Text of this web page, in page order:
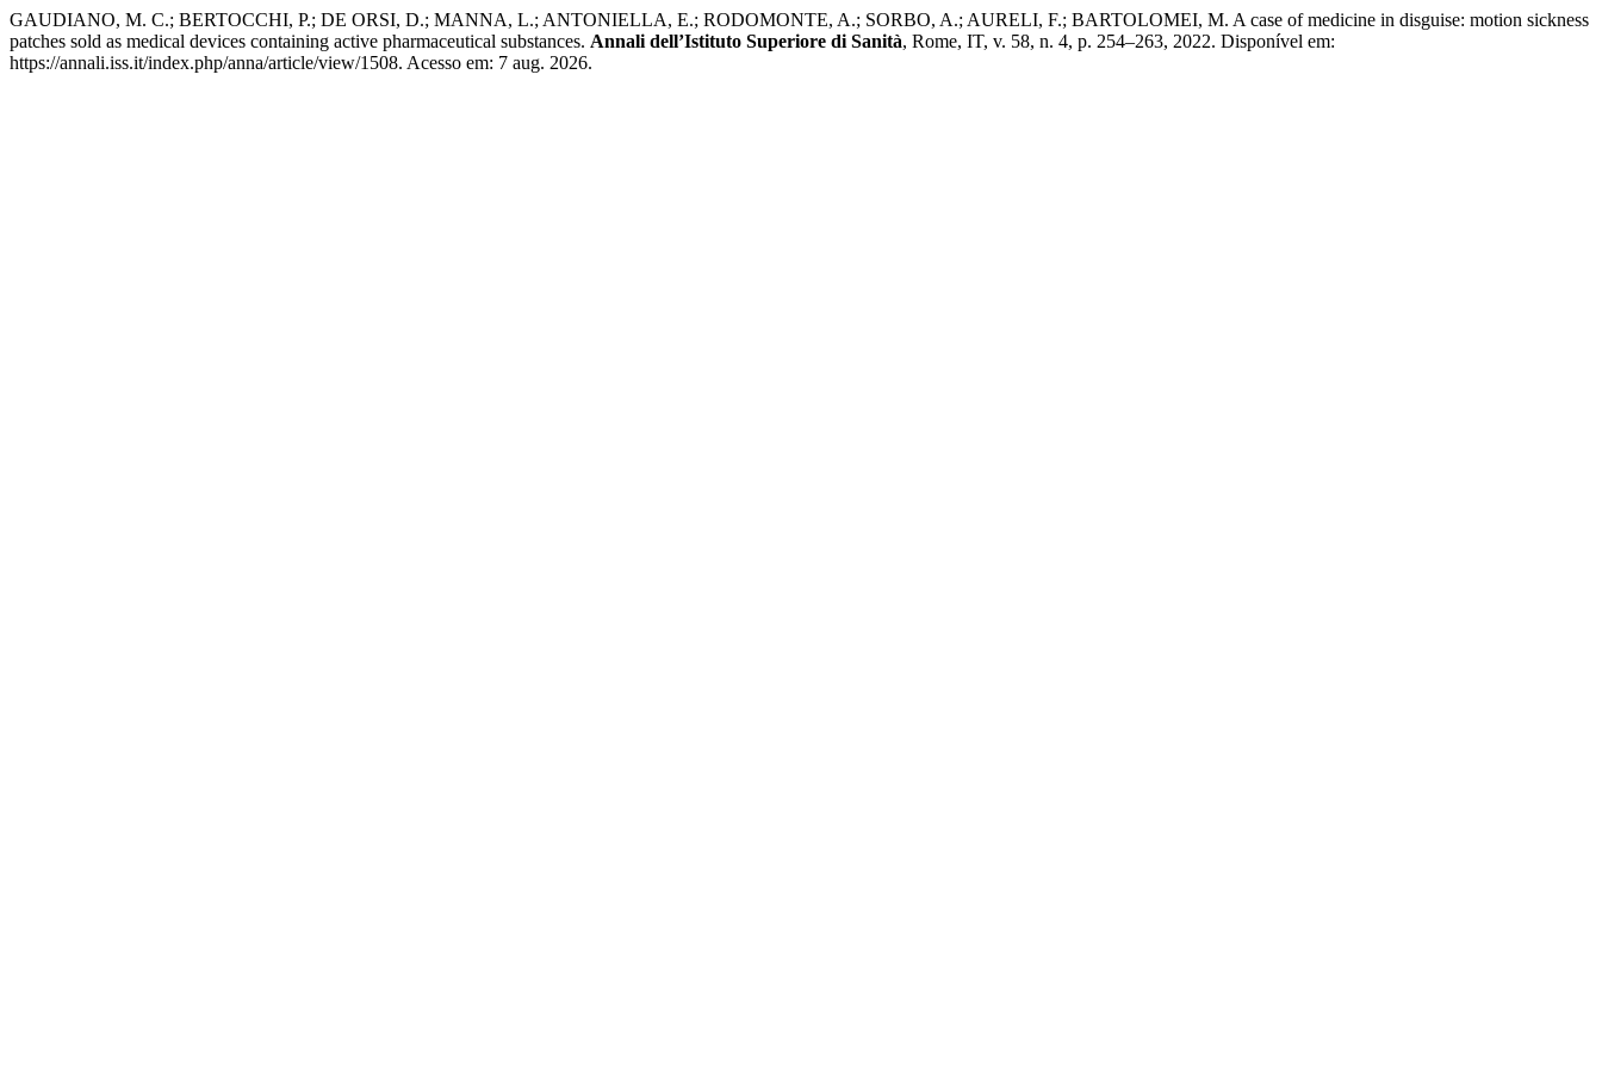
GAUDIANO, M. C.; BERTOCCHI, P.; DE ORSI, D.; MANNA, L.; ANTONIELLA, E.; RODOMONTE, A.; SORBO, A.; AURELI, F.; BARTOLOMEI, M. A case of medicine in disguise: motion sickness
patches sold as medical devices containing active pharmaceutical substances. Annali dell’Istituto Superiore di Sanità, Rome, IT, v. 58, n. 4, p. 254–263, 2022. Disponível em:
https://annali.iss.it/index.php/anna/article/view/1508. Acesso em: 7 aug. 2026.